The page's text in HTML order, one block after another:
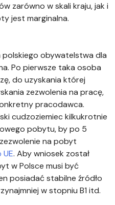
zarówno w skali kraju, jak i
jest marginalna.
polskiego obywatelstwa dla
Po pierwsze taka osoba
do uzyskania której
zezwolenia na pracę,
pracodawca.
cudzoziemiec kilkukrotnie
pobytu, by po 5
na pobyt
. Aby wniosek został
w Polsce musi być
posiadać stabilne źródło
w stopniu B1 itd.